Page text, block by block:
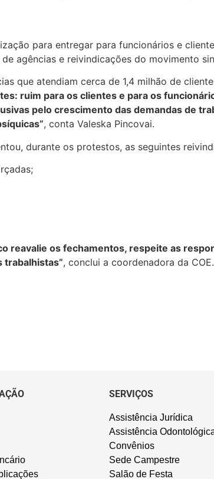
para entregar para funcionários e
agências e reivindicações do movimento
que atendiam cerca de 1,4 milhão de
ruim para os clientes e para os
pelo crescimento das demandas de
, conta Valeska Pincovai.
durante os protestos, as seguintes
reavalie os fechamentos, respeite as
trabalhistas”, conclui a coordenadora da COE.
SERVIÇOS
Assistência Jurídica
Assistência
Convênios
Sede Campestre
Salão de Festa